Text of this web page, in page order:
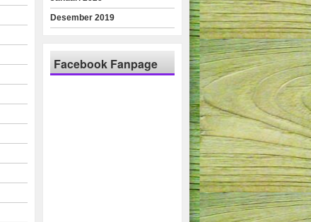
Desember 2019
Facebook Fanpage